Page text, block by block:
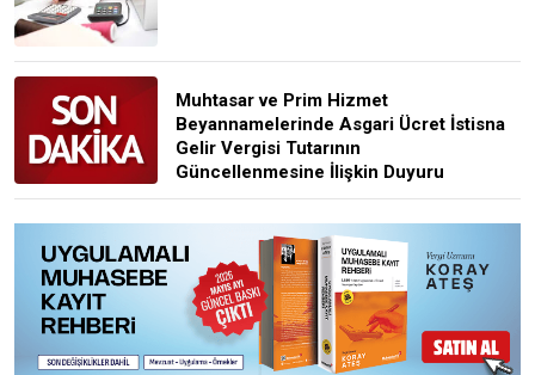
Muhtasar ve Prim Hizmet
Beyannamelerinde Asgari Ücret İstisna
Gelir Vergisi Tutarının
Güncellenmesine İlişkin Duyuru